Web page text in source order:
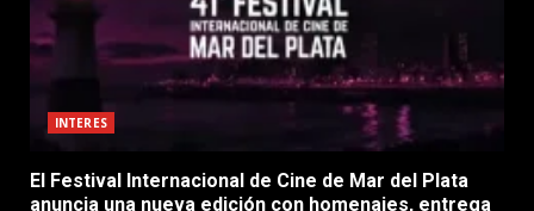
INTERES
El Festival Internacional de Cine de Mar del Plata
anuncia una nueva edición con homenajes, entrega